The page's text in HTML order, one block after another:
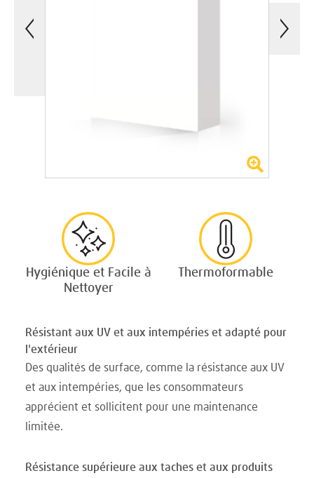
Hygiénique et Facile à
Nettoyer
Thermoformable
Résistant aux UV et aux intempéries et adapté pour
l'extérieur
Des qualités de surface, comme la résistance aux UV
et aux intempéries, que les consommateurs
apprécient et sollicitent pour une maintenance
limitée.
Résistance supérieure aux taches et aux produits